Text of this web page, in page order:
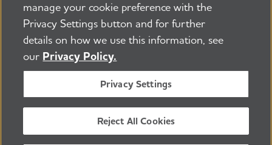
Trabajos
Política de seguridad y privacidad
Términos de uso Sala de prensa Transparencia
Contáctenos
©2026 Alzheimer's Association ®
Todos los derechos son reservados
La Alzheimer's Association es una organización 501(c)
(3) sin fines de lucro.
Número de identificación tributaria: 13-3039601
manage your cookie preference with the
Privacy Settings button and for further
details on how we use this information, see
our Privacy Policy.
Privacy Settings
Reject All Cookies